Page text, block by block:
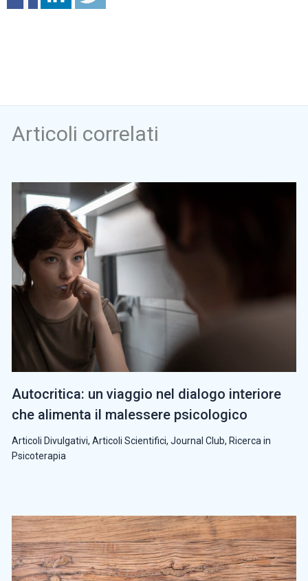
Articoli correlati
Autocritica: un viaggio nel dialogo interiore
che alimenta il malessere psicologico
Articoli Divulgativi, Articoli Scientifici, Journal Club, Ricerca in
Psicoterapia